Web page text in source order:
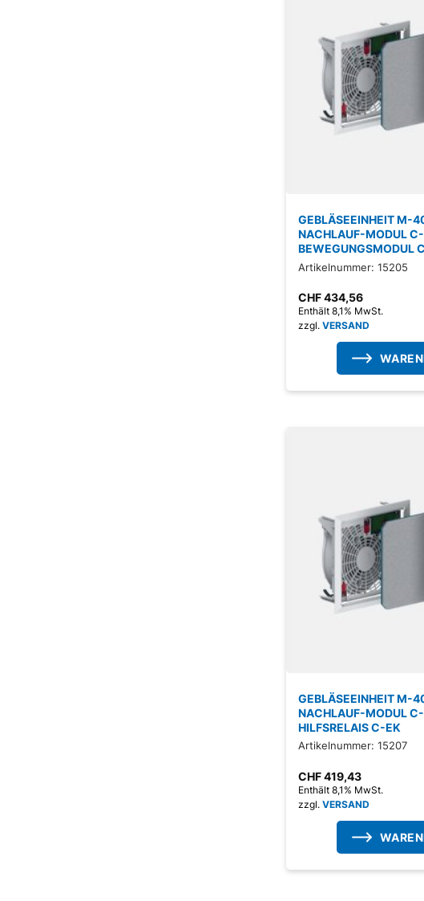
GEBLÄSEEINHEIT M-
NACHLAUF-MODUL C-
BEWEGUNGSMODUL
Artikelnummer: 15205
CHF434,56
Enthält 8,1% MwSt.
zzgl. VERSAND
GEBLÄSEEINHEIT M-
NACHLAUF-MODUL C-
HILFSRELAIS C-EK
Artikelnummer: 15207
CHF419,43
Enthält 8,1% MwSt.
zzgl. VERSAND